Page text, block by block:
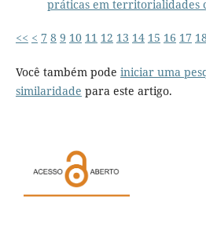
práticas em territorialidades
<< < 7 8 9 10 11 12 13 14 15 16 17 18
Você também pode iniciar uma
similaridade para este artigo.